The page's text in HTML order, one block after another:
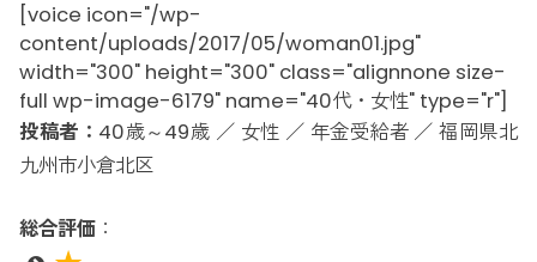
[voice icon="/wp-
content/uploads/2017/05/woman01.jpg"
width="300" height="300" class="alignnone size-
full wp-image-6179" name="40代・女性" type="r"]
投稿者： 40歳～49歳 ／ 女性 ／ 年金受給者 ／ 福岡県北
九州市小倉北区
総合評価 ：